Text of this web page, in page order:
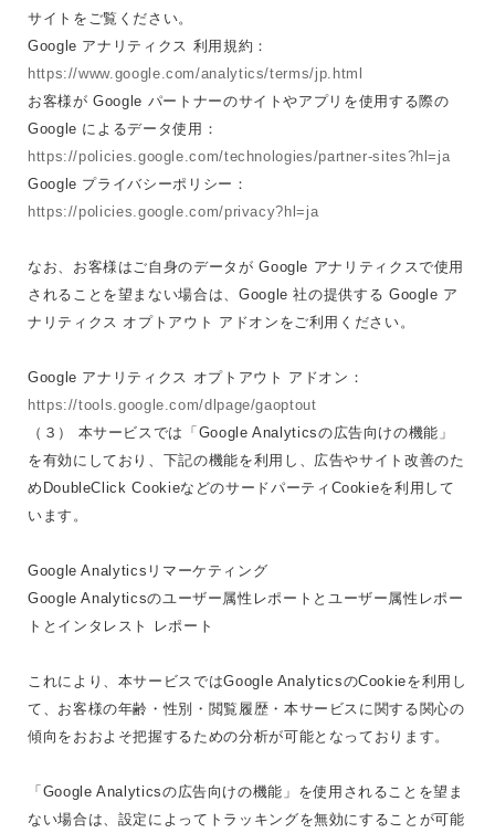
サイトをご覧ください。
Google アナリティクス 利用規約：
https://www.google.com/analytics/terms/jp.html
お客様が Google パートナーのサイトやアプリを使用する際の
Google によるデータ使用：
https://policies.google.com/technologies/partner-sites?hl=ja
Google プライバシーポリシー：
https://policies.google.com/privacy?hl=ja
なお、お客様はご自身のデータが Google アナリティクスで使用
されることを望まない場合は、Google 社の提供する Google ア
ナリティクス オプトアウト アドオンをご利用ください。
Google アナリティクス オプトアウト アドオン：
https://tools.google.com/dlpage/gaoptout
（３） 本サービスでは「Google Analyticsの広告向けの機能」
を有効にしており、下記の機能を利用し、広告やサイト改善のた
めDoubleClick CookieなどのサードパーティCookieを利用して
います。
Google Analyticsリマーケティング
Google Analyticsのユーザー属性レポートとユーザー属性レポー
トとインタレスト レポート
これにより、本サービスではGoogle AnalyticsのCookieを利用し
て、お客様の年齢・性別・閲覧履歴・本サービスに関する関心の
傾向をおおよそ把握するための分析が可能となっております。
「Google Analyticsの広告向けの機能」を使用されることを望ま
ない場合は、設定によってトラッキングを無効にすることが可能